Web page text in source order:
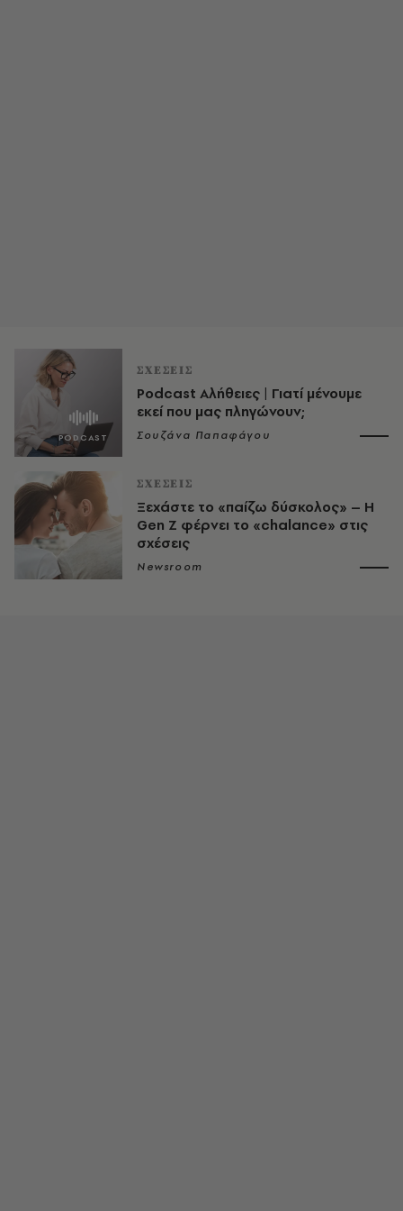
ΣΧΕΣΕΙΣ
Podcast Αλήθειες | Γιατί μένουμε
εκεί που μας πληγώνουν;
Σουζάνα Παπαφάγου
ΣΧΕΣΕΙΣ
Ξεχάστε το «παίζω δύσκολος» – Η
Gen Z φέρνει το «chalance» στις
σχέσεις
Newsroom